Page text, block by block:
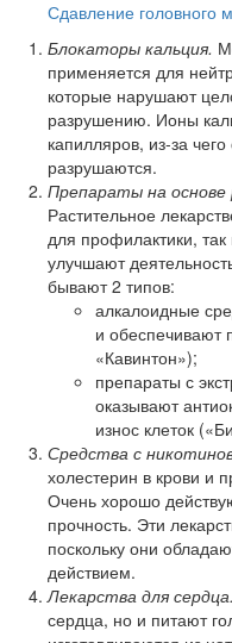
Сдавление головного
Блокаторы кальция.
применяется для
которые нарушают
разрушению. Ионы
капилляров, из-за
разрушаются.
Препараты на
Растительное
для профилактики,
улучшают
бывают 2 типов:
алкалоидные
и обеспечивают
«Кавинтон»);
препараты с
оказывают
износ клеток
Средства с
холестерин в крови и
Очень хорошо
прочность. Эти
поскольку они
действием.
Лекарства для сердца.
сердца, но и питают